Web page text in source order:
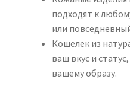
подходят к
или
Кошелек из
ваш вкус и
вашему образу.